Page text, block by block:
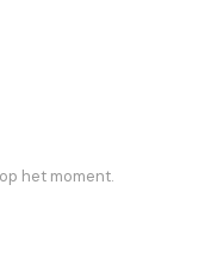
het moment.